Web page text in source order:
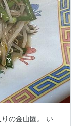
の金山園。 い